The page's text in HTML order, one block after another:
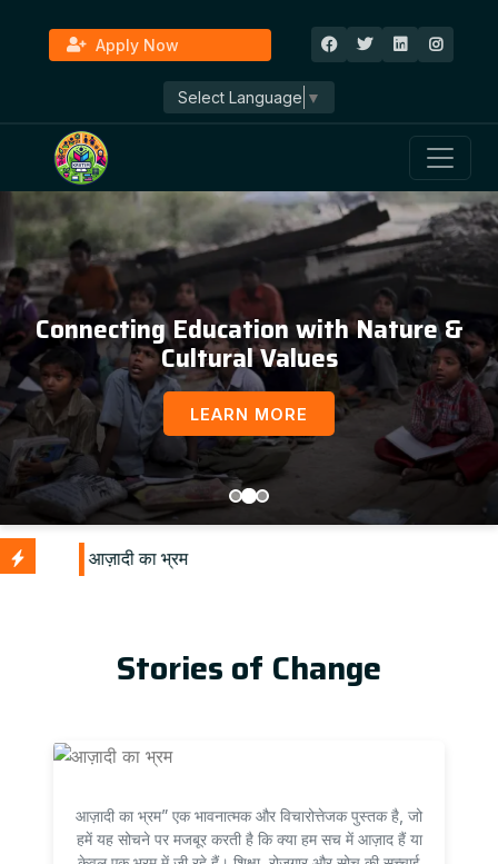
Apply Now
Select Language ▼
Connecting Education with Nature &
Cultural Values
LEARN MORE
Stories of Change
आज़ादी का भ्रम” एक भावनात्मक और विचारोत्तेजक पुस्तक है, जो
हमें यह सोचने पर मजबूर करती है कि क्या हम सच में आज़ाद हैं या